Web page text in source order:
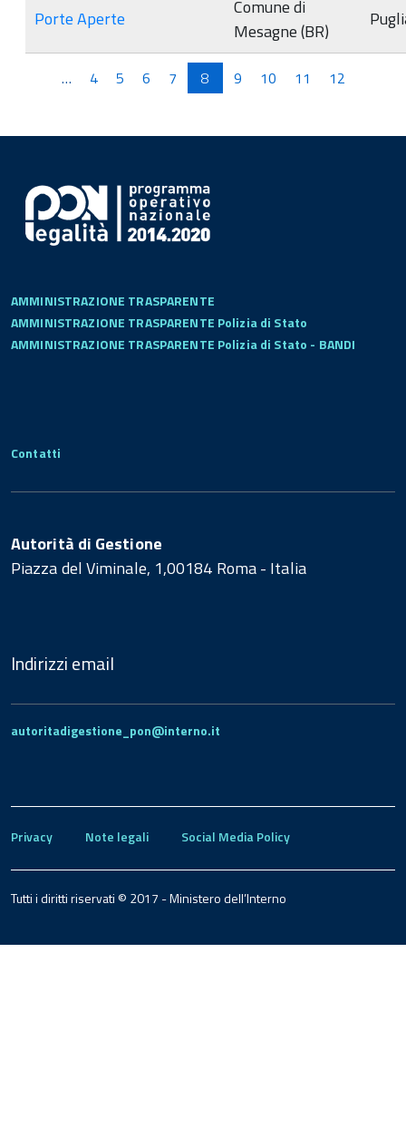
Porte Aperte
Comune di
Mesagne (BR)
… 4 5 6 7 8 9 10 11 12
AMMINISTRAZIONE TRASPARENTE
AMMINISTRAZIONE TRASPARENTE Polizia di Stato
AMMINISTRAZIONE TRASPARENTE Polizia di Stato - BANDI
Contatti
Autorità di Gestione
Piazza del Viminale, 1,00184 Roma - Italia
Indirizzi email
autoritadigestione_pon@interno.it
Privacy Note legali Social Media Policy
Tutti i diritti riservati © 2017 - Ministero dell’Interno